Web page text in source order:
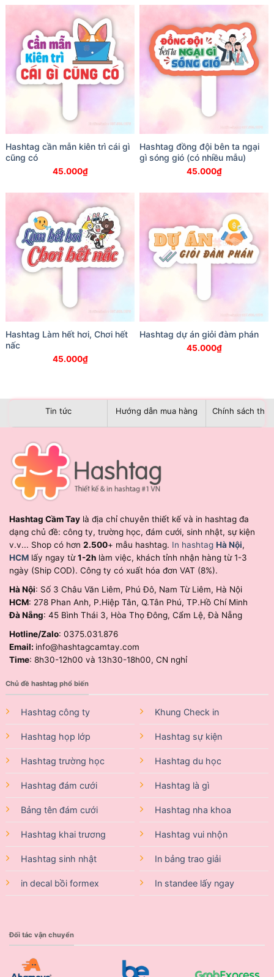
Hashtag cần mẫn kiên trì cái gì
cũng có
45.000₫
Hashtag đồng đội bên ta ngại
gì sóng gió (có nhiều mẫu)
45.000₫
Hashtag Làm hết hơi, Chơi hết
nấc
45.000₫
Hashtag dự án giỏi đàm phán
45.000₫
Tin tức Hướng dẫn mua hàng Chính sách
Hashtag Cầm Tay là địa chỉ chuyên thiết kế và in hashtag đa
dạng chủ đề: công ty, trường học, đám cưới, sinh nhật, sự kiện
v.v... Shop có hơn 2.500+ mẫu hashtag. In hashtag Hà Nội,
HCM lấy ngay từ1-2h làm việc, khách tỉnh nhận hàng từ 1-3
ngày (Ship COD). Công ty có xuất hóa đơn VAT (8%).
Hà Nội: Số 3 Châu Văn Liêm, Phú Đô, Nam Từ Liêm, Hà Nội
HCM: 278 Phan Anh, P.Hiệp Tân, Q.Tân Phú, TP.Hồ Chí Minh
Đà Nẵng: 45 Bình Thái 3, Hòa Thọ Đông, Cẩm Lệ, Đà Nẵng
Hotline/Zalo: 0375.031.876
Email: info@hashtagcamtay.com
Time: 8h30-12h00 và 13h30-18h00, CN nghỉ
Chủ đề hashtag phổ biến
Hashtag công ty
Hashtag họp lớp
Hashtag trường học
Hashtag đám cưới
Bảng tên đám cưới
Hashtag khai trương
Hashtag sinh nhật
in decal bồi formex
Khung Check in
Hashtag sự kiện
Hashtag du học
Hashtag là gì
Hashtag nha khoa
Hashtag vui nhộn
In bảng trao giải
In standee lấy ngay
Đối tác vận chuyển